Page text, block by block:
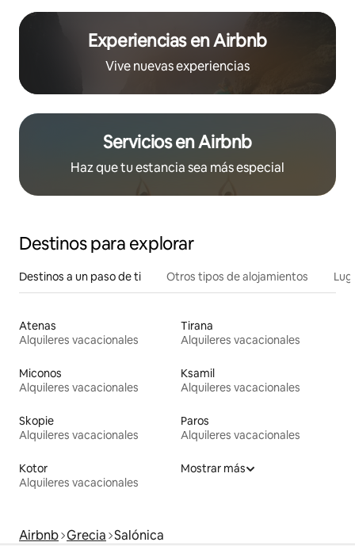
Experiencias en Airbnb
Vive nuevas experiencias
Servicios en Airbnb
Haz que tu estancia sea más especial
Destinos para explorar
Destinos a un paso de ti Otros tipos de alojamientos
Atenas
Alquileres vacacionales
Tirana
Alquileres vacacionales
Miconos
Alquileres vacacionales
Ksamil
Alquileres vacacionales
Skopie
Alquileres vacacionales
Paros
Alquileres vacacionales
Kotor
Alquileres vacacionales
Mostrar más
Airbnb Grecia Salónica